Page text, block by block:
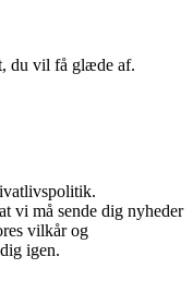
du vil få glæde af.
vi må sende dig nyheder
vilkår og
igen.